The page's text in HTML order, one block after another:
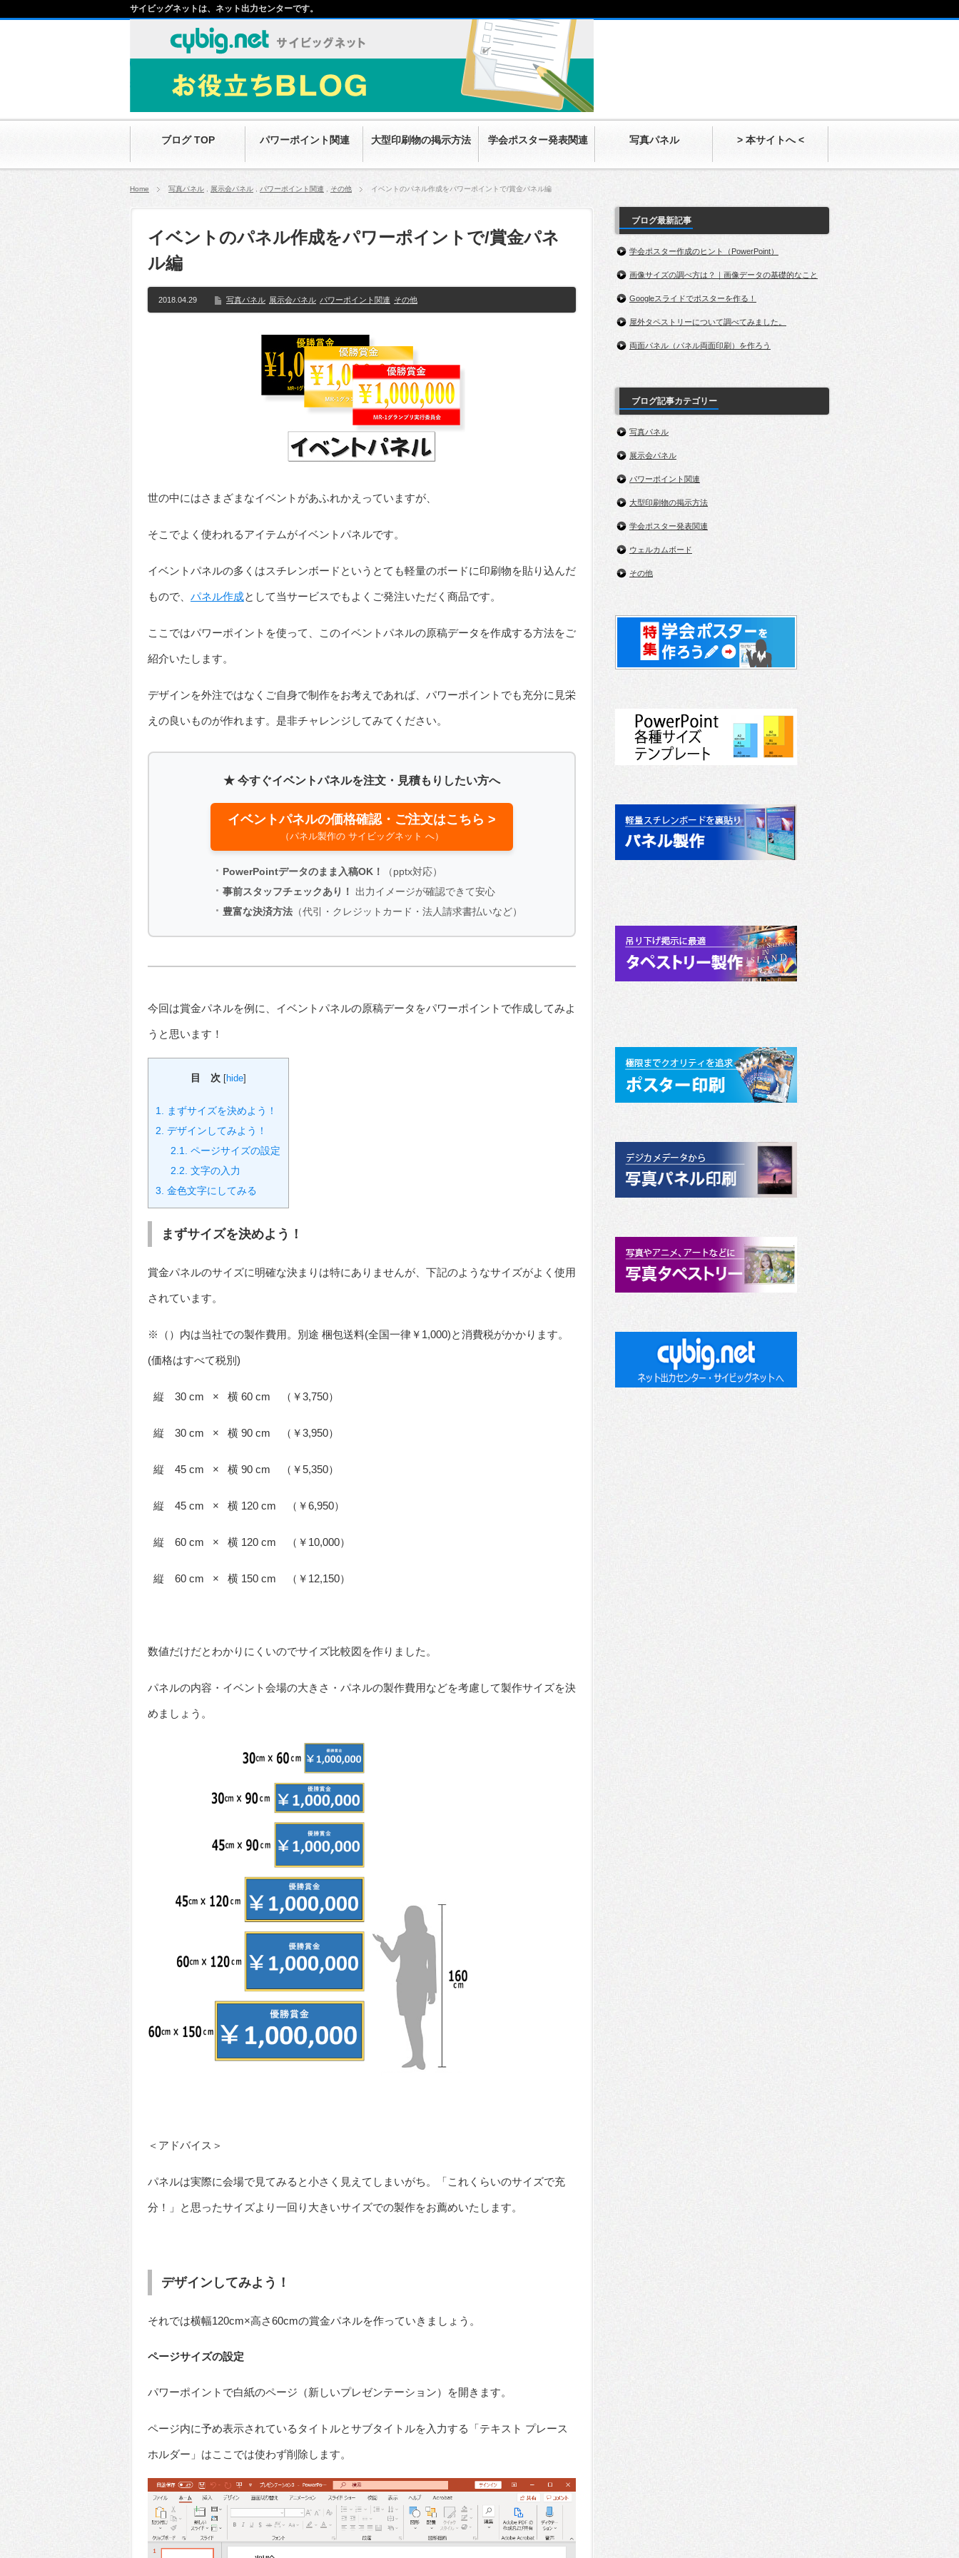
ブログ TOP パワーポイント関連 大型印刷物の掲示方法 学会ポスター発表関連 写真パネル > 本サイトへ <
サイビッグネットは、ネット出力センターです。
Home 写真パネル 展示会パネル パワーポイント関連 その他 イベントのパネル作成をパワーポイントで/賞金パネル編
イベントのパネル作成をパワーポイントで/賞金パネ
ル編
2018.04.29 写真パネル 展示会パネル パワーポイント関連 その他
世の中にはさまざまなイベントがあふれかえっていますが、
そこでよく使われるアイテムがイベントパネルです。
イベントパネルの多くはスチレンボードというとても軽量のボードに印刷物を貼り込んだ
もので、 パネル作成として当サービスでもよくご発注いただく商品です。
ここではパワーポイントを使って、このイベントパネルの原稿データを作成する方法をご
紹介いたします。
デザインを外注ではなくご自身で制作をお考えであれば、パワーポイントでも充分に見栄
えの良いものが作れます。是非チャレンジしてみてください。
★ 今すぐイベントパネルを注文・見積もりしたい方へ
イベントパネルの価格確認・ご注文はこちら >
（パネル製作の サイビッグネット へ）
PowerPointデータのまま入稿OK！
（pptx対応）
事前スタッフチェックあり！
出力イメージが確認できて安心
豊富な決済方法（代引・クレジットカード・法人請求書払いなど）
今回は賞金パネルを例に、イベントパネルの原稿データをパワーポイントで作成してみよ
うと思います！
目 次 [hide]
1. まずサイズを決めよう！
2. デザインしてみよう！
2.1. ページサイズの設定
2.2. 文字の入力
3. 金色文字にしてみる
まずサイズを決めよう！
賞金パネルのサイズに明確な決まりは特にありませんが、下記のようなサイズがよく使用
されています。
※（）内は当社での製作費用。別途 梱包送料(全国一律￥1,000)と消費税がかかります。
(価格はすべて税別)
縦 30 cm × 横 60 cm （￥3,750）
縦 30 cm × 横 90 cm （￥3,950）
縦 45 cm × 横 90 cm （￥5,350）
縦 45 cm × 横 120 cm （￥6,950）
縦 60 cm × 横 120 cm （￥10,000）
縦 60 cm × 横 150 cm （￥12,150）
数値だけだとわかりにくいのでサイズ比較図を作りました。
パネルの内容・イベント会場の大きさ・パネルの製作費用などを考慮して製作サイズを決
めましょう。
＜アドバイス＞
パネルは実際に会場で見てみると小さく見えてしまいがち。「これくらいのサイズで充
分！」と思ったサイズより一回り大きいサイズでの製作をお薦めいたします。
デザインしてみよう！
それでは横幅120cm×高さ60cmの賞金パネルを作っていきましょう。
ページサイズの設定
パワーポイントで白紙のページ（新しいプレゼンテーション）を開きます。
ページ内に予め表示されているタイトルとサブタイトルを入力する「テキスト プレース
ホルダー」はここでは使わず削除します。
ブログ最新記事
学会ポスター作成のヒント（PowerPoint）
画像サイズの調べ方は？｜画像データの基礎的なこと
Googleスライドでポスターを作る！
屋外タペストリーについて調べてみました。
両面パネル（パネル両面印刷）を作ろう
ブログ記事カテゴリー
写真パネル
展示会パネル
パワーポイント関連
大型印刷物の掲示方法
学会ポスター発表関連
ウェルカムボード
その他